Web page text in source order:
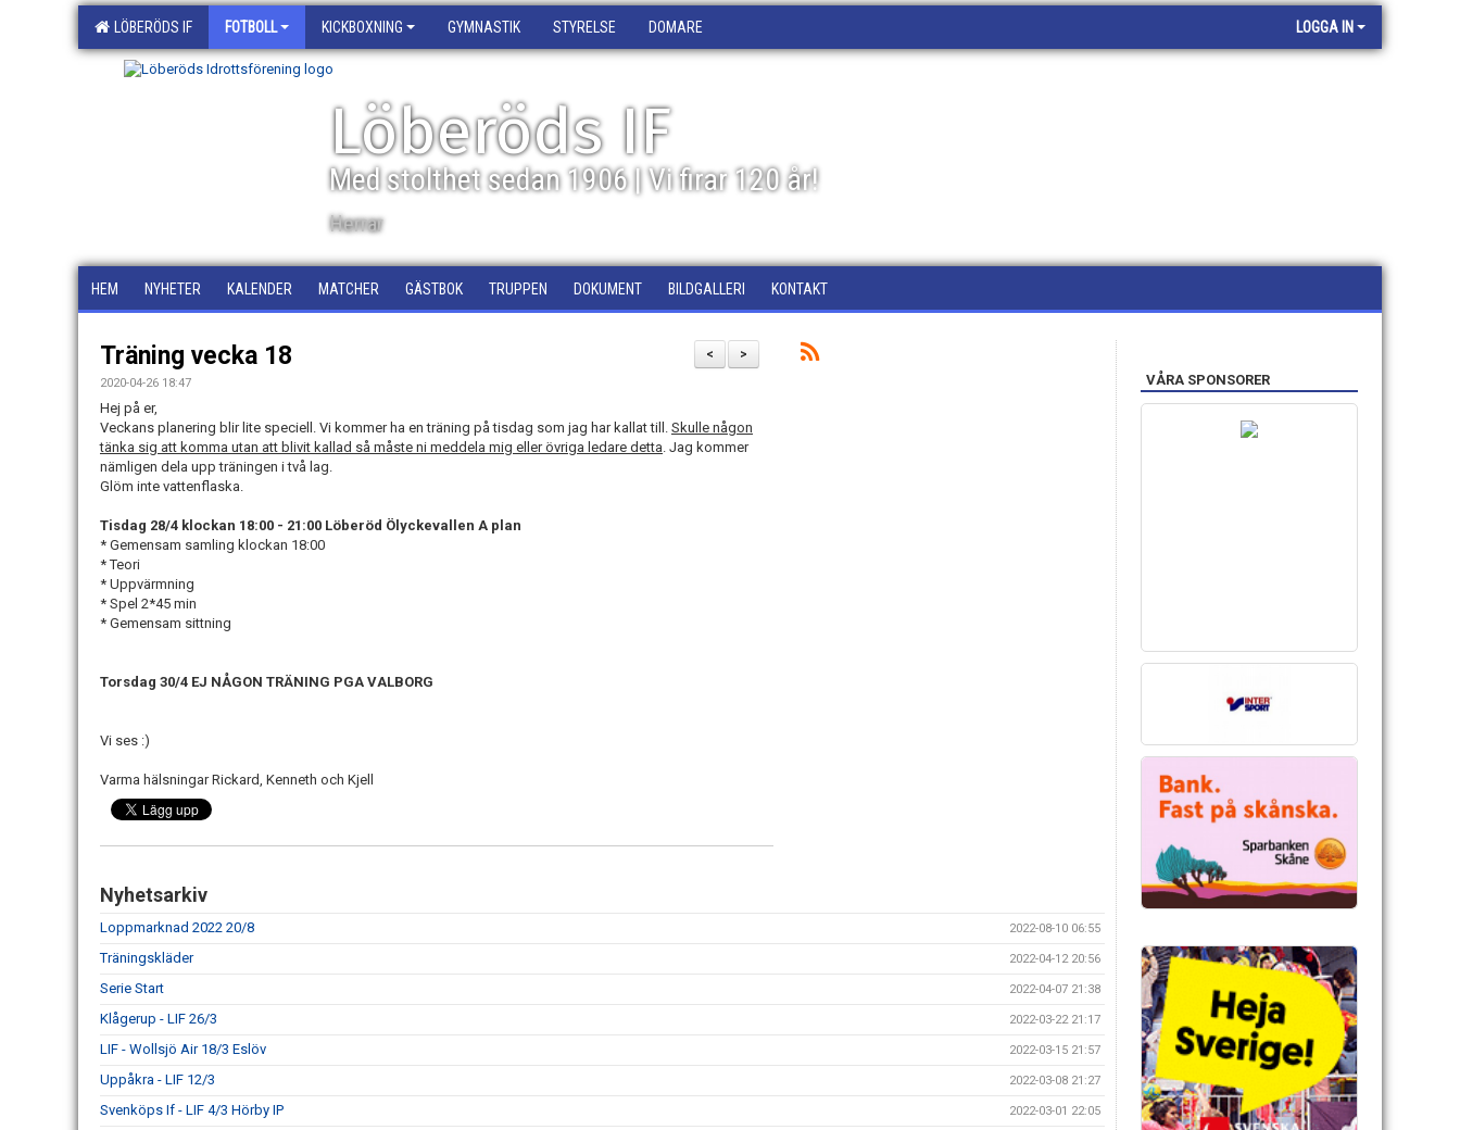
LÖBERÖDS IF FOTBOLL KICKBOXNING GYMNASTIK STYRELSE DOMARE LOGGA IN
Löberöds IF
Med stolthet sedan 1906 | Vi firar 120 år!
Herrar
HEM NYHETER KALENDER MATCHER GÄSTBOK TRUPPEN DOKUMENT BILDGALLERI KONTAKT
>
<
Träning vecka 18
2020-04-26 18:47
Hej på er,
Veckans planering blir lite speciell. Vi kommer ha en träning på tisdag som jag har kallat till. Skulle någon
tänka sig att komma utan att blivit kallad så måste ni meddela mig eller övriga ledare detta. Jag kommer
nämligen dela upp träningen i två lag.
Glöm inte vattenflaska.
Tisdag 28/4 klockan 18:00 - 21:00 Löberöd Ölyckevallen A plan
* Gemensam samling klockan 18:00
* Teori
* Uppvärmning
* Spel 2*45 min
* Gemensam sittning
Torsdag 30/4 EJ NÅGON TRÄNING PGA VALBORG
Vi ses :)
Varma hälsningar Rickard, Kenneth och Kjell
Nyhetsarkiv
Loppmarknad 2022 20/8 2022-08-10 06:55
Träningskläder 2022-04-12 20:56
Serie Start 2022-04-07 21:38
Klågerup - LIF 26/3 2022-03-22 21:17
LIF - Wollsjö Air 18/3 Eslöv 2022-03-15 21:57
Uppåkra - LIF 12/3 2022-03-08 21:27
Svenköps If - LIF 4/3 Hörby IP 2022-03-01 22:05
VÅRA SPONSORER